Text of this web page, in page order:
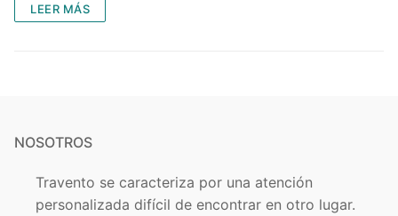
LEER MÁS
NOSOTROS
Travento se caracteriza por una atención
personalizada difícil de encontrar en otro lugar.